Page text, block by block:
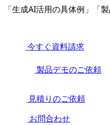
「生成AI活用の具体例」「
今すぐ資料請求
製品デモのご依頼
見積りのご依頼
お問合わせ